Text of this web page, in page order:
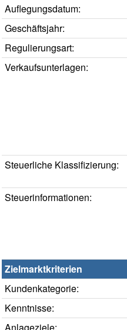
Auflegungsdatum:
Geschäftsjahr:
Regulierungsart:
Verkaufsunterlagen:
Steuerliche Klassifizierung:
Steuerinformationen:
Zielmarktkriterien
Kundenkategorie:
Kenntnisse: